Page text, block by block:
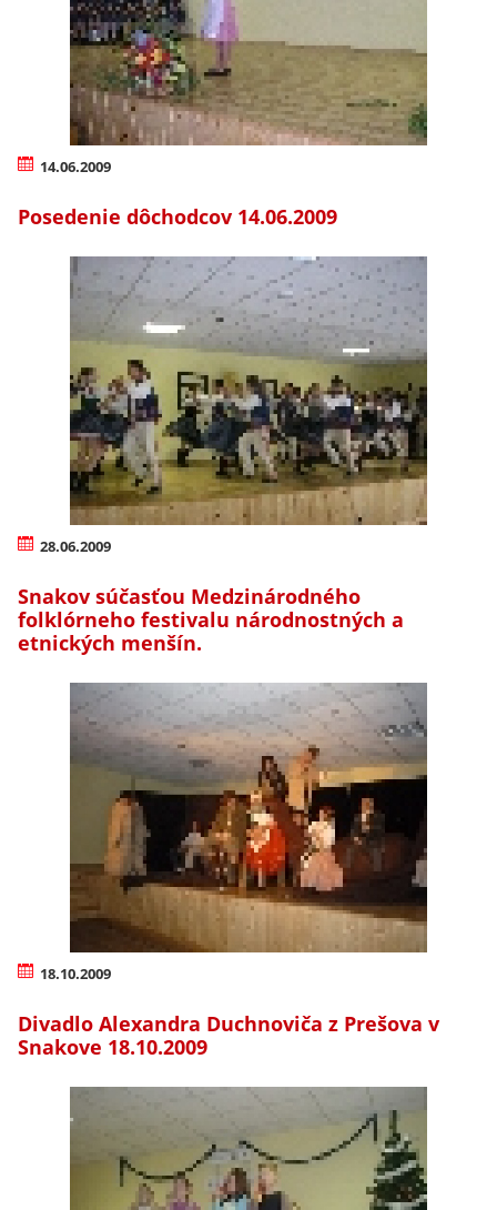
14.06.2009
Posedenie dôchodcov 14.06.2009
28.06.2009
Snakov súčasťou Medzinárodného
folklórneho festivalu národnostných a
etnických menšín.
18.10.2009
Divadlo Alexandra Duchnoviča z Prešova v
Snakove 18.10.2009